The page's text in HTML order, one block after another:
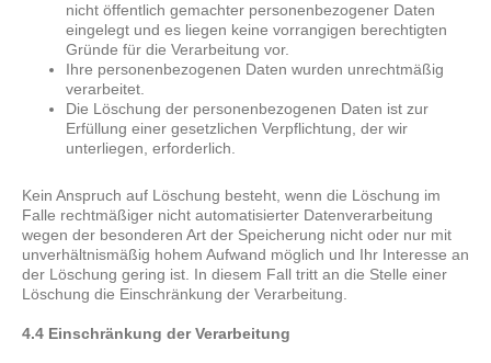
nicht öffentlich gemachter personenbezogener Daten
eingelegt und es liegen keine vorrangigen berechtigten
Gründe für die Verarbeitung vor.
Ihre personenbezogenen Daten wurden unrechtmäßig
verarbeitet.
Die Löschung der personenbezogenen Daten ist zur
Erfüllung einer gesetzlichen Verpflichtung, der wir
unterliegen, erforderlich.
Kein Anspruch auf Löschung besteht, wenn die Löschung im
Falle rechtmäßiger nicht automatisierter Datenverarbeitung
wegen der besonderen Art der Speicherung nicht oder nur mit
unverhältnismäßig hohem Aufwand möglich und Ihr Interesse an
der Löschung gering ist. In diesem Fall tritt an die Stelle einer
Löschung die Einschränkung der Verarbeitung.
4.4 Einschränkung der Verarbeitung